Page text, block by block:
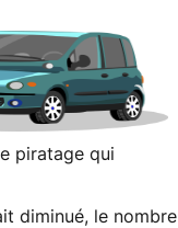
piratage qui
diminué, le nombre